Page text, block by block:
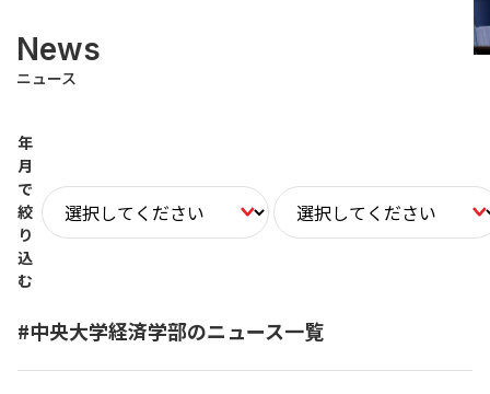
News
ニュース
年
月
で
絞
り
込
む
#中央大学経済学部のニュース一覧